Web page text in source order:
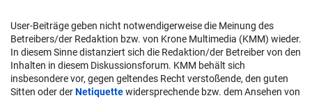
User-Beiträge geben nicht notwendigerweise die Meinung des
Betreibers/der Redaktion bzw. von Krone Multimedia (KMM) wieder.
In diesem Sinne distanziert sich die Redaktion/der Betreiber von den
Inhalten in diesem Diskussionsforum. KMM behält sich
insbesondere vor, gegen geltendes Recht verstoßende, den guten
Sitten oder derNetiquettewidersprechende bzw. dem Ansehen von